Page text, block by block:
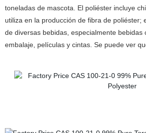
toneladas de mascota. El poliéster incluye
utiliza en la producción de fibra de
de diversas bebidas, especialmente
embalaje, películas y cintas. Se puede ver